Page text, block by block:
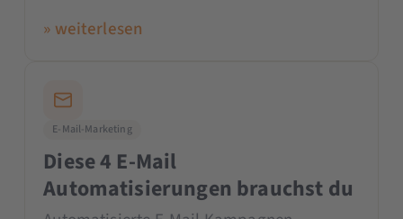
» weiterlesen
E-Mail-Marketing
Diese 4 E-Mail
Automatisierungen brauchst du